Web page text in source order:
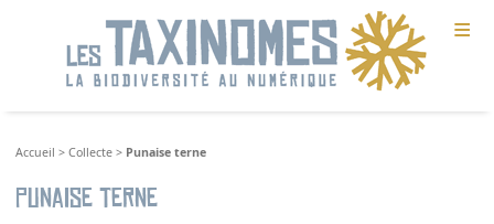
≡
Accueil >Collecte > Punaise terne
Punaise terne